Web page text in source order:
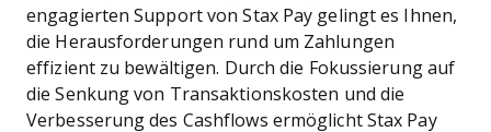
engagierten Support von Stax Pay gelingt es Ihnen,
die Herausforderungen rund um Zahlungen
effizient zu bewältigen. Durch die Fokussierung auf
die Senkung von Transaktionskosten und die
Verbesserung des Cashflows ermöglicht Stax Pay